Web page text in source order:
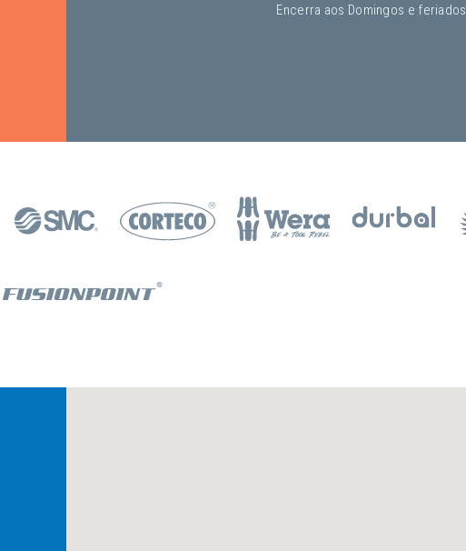
Encerra aos Domingos e feriados